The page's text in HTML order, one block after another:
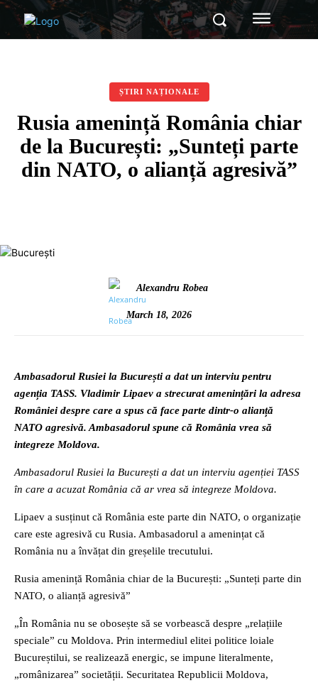
ȘTIRI NAȚIONALE
Rusia amenință România chiar
de la București: „Sunteți parte
din NATO, o alianță agresivă”
Alexandru Robea
March 18, 2026
Ambasadorul Rusiei la București a dat un interviu pentru
agenția TASS. Vladimir Lipaev a strecurat amenințări la adresa
României despre care a spus că face parte dintr-o alianță
NATO agresivă. Ambasadorul spune că România vrea să
integreze Moldova.
Ambasadorul Rusiei la București a dat un interviu agenției TASS
în care a acuzat România că ar vrea să integreze Moldova.
Lipaev a susținut că România este parte din NATO, o organizație
care este agresivă cu Rusia. Ambasadorul a amenințat că
România nu a învățat din greșelile trecutului.
Rusia amenință România chiar de la București: „Sunteți parte din
NATO, o alianță agresivă”
„În România nu se obosește să se vorbească despre „relațiile
speciale” cu Moldova. Prin intermediul elitei politice loiale
Bucureștilui, se realizează energic, se impune literalmente,
„românizarea” societății. Securitatea Republicii Moldova,